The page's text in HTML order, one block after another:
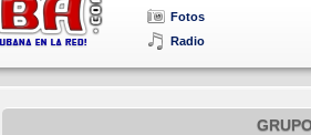
Fotos
Radio